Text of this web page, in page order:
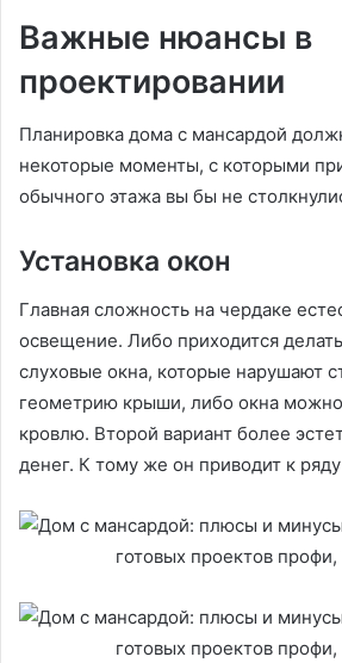
Важные нюансы в
проектировании
Планировка дома с мансардой
некоторые моменты, с которыми
обычного этажа вы бы не
Установка окон
Главная сложность на чердаке
освещение. Либо приходится
слуховые окна, которые нарушают
геометрию крыши, либо окна можно
кровлю. Второй вариант более
денег. К тому же он приводит к